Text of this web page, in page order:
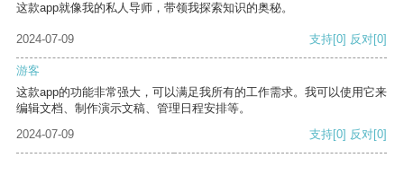
这款app就像我的私人导师，带领我探索知识的奥秘。
2024-07-09 支持[0] 反对[0]
游客
这款app的功能非常强大，可以满足我所有的工作需求。我可以使用它来
编辑文档、制作演示文稿、管理日程安排等。
2024-07-09
支持[0] 反对[0]